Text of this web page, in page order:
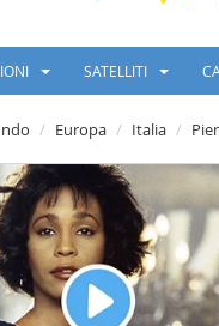
SATELLITI
Europa Italia